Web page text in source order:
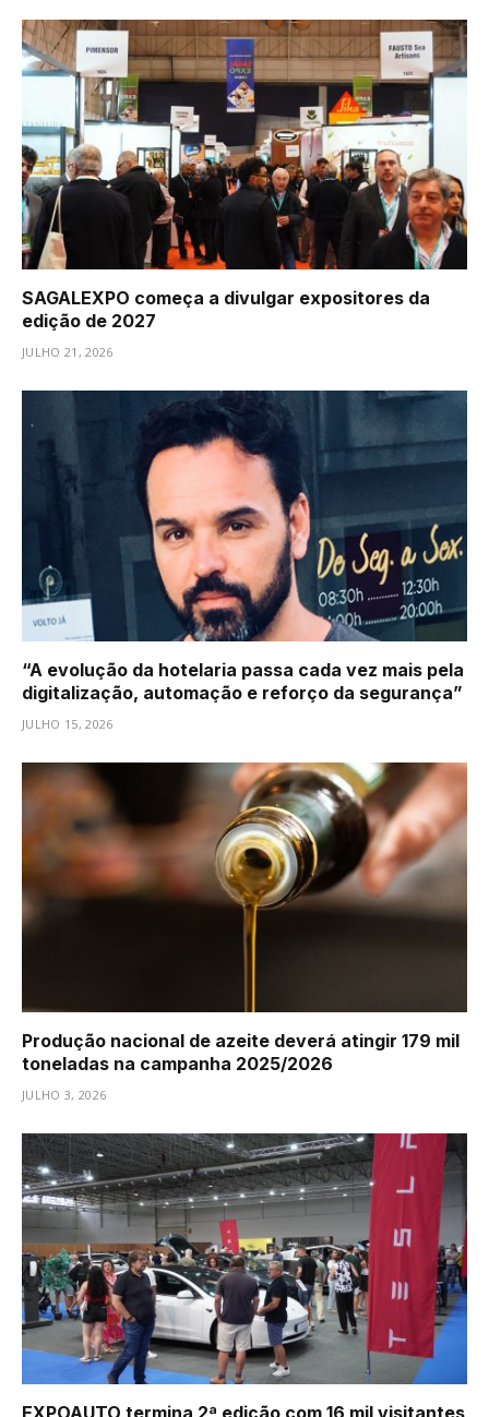
SAGALEXPO começa a divulgar expositores da
edição de 2027
JULHO 21, 2026
“A evolução da hotelaria passa cada vez mais pela
digitalização, automação e reforço da segurança”
JULHO 15, 2026
Produção nacional de azeite deverá atingir 179 mil
toneladas na campanha 2025/2026
JULHO 3, 2026
EXPOAUTO termina 2ª edição com 16 mil visitantes